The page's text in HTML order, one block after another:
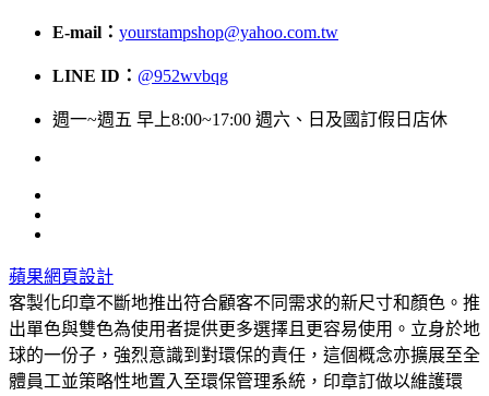
E-mail： yourstampshop@yahoo.com.tw
LINE ID： @952wvbqg
週一~週五 早上8:00~17:00 週六、日及國訂假日店休
蘋果網頁設計
客製化印章不斷地推出符合顧客不同需求的新尺寸和顏色。推
出單色與雙色為使用者提供更多選擇且更容易使用。立身於地
球的一份子，強烈意識到對環保的責任，這個概念亦擴展至全
體員工並策略性地置入至環保管理系統，印章訂做以維護環